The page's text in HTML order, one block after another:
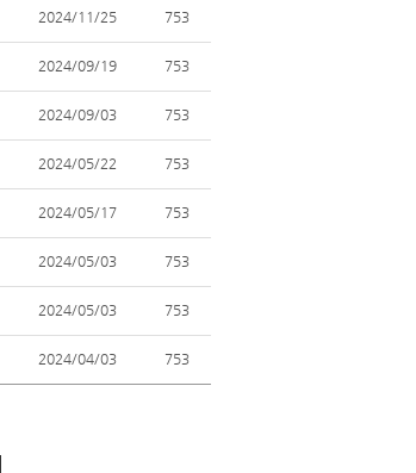
2024/11/25 753
2024/09/19 753
2024/09/03 753
2024/05/22 753
2024/05/17 753
2024/05/03 753
2024/05/03 753
2024/04/03 753